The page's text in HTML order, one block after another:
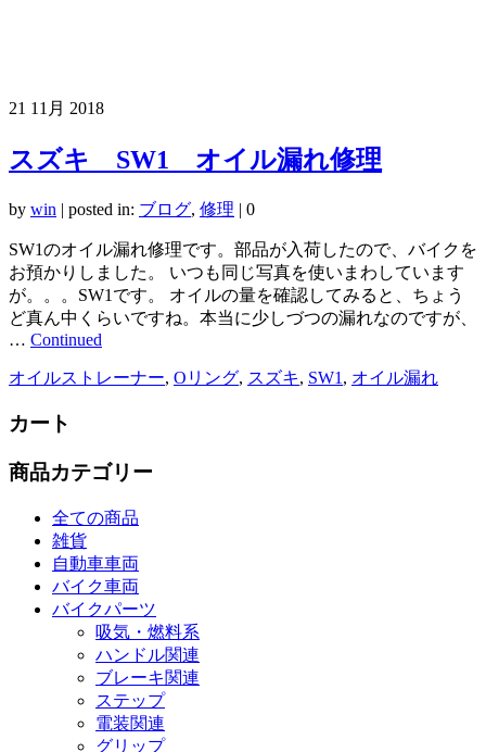
21 11月 2018
スズキ SW1 オイル漏れ修理
by win | posted in: ブログ, 修理 | 0
SW1のオイル漏れ修理です。部品が入荷したので、バイクを
お預かりしました。 いつも同じ写真を使いまわしています
が。。。SW1です。 オイルの量を確認してみると、ちょう
ど真ん中くらいですね。本当に少しづつの漏れなのですが、
… Continued
オイルストレーナー, Oリング, スズキ, SW1 , オイル漏れ
カート
商品カテゴリー
全ての商品
雑貨
自動車車両
バイク車両
バイクパーツ
吸気・燃料系
ハンドル関連
ブレーキ関連
ステップ
電装関連
グリップ